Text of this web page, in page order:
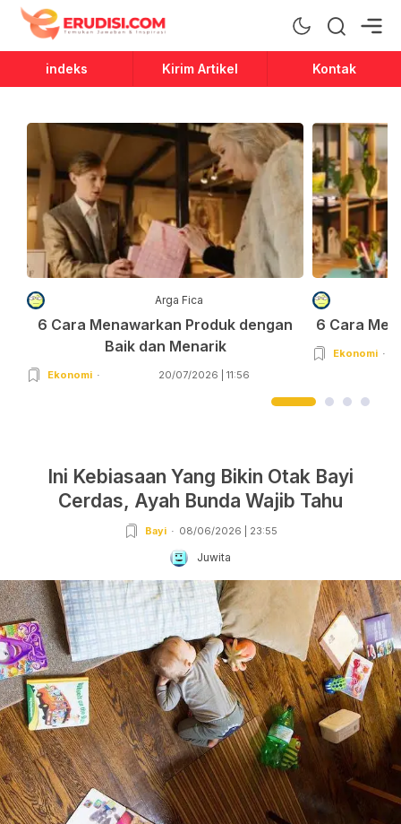
Erudisi
Temukan Jawaban dan Inspirasi
indeks Kirim Artikel Kontak
Arga Fica
6 Cara Menawarkan Produk dengan
Baik dan Menarik
Ekonomi 20/07/2026 | 11:56
6 Cara
Ekonomi
Ini Kebiasaan Yang Bikin Otak Bayi
Cerdas, Ayah Bunda Wajib Tahu
Bayi 08/06/2026 | 23:55
Juwita